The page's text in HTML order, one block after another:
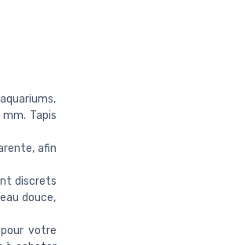
Tapis
afin
discrets
douce,
pour votre